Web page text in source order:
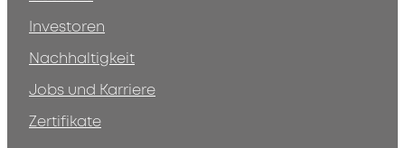
Investoren
Nachhaltigkeit
Jobs und Karriere
Zertifikate